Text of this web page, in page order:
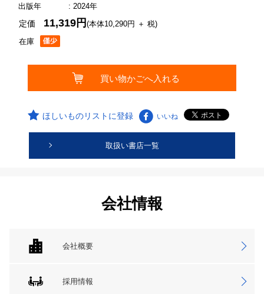
出版年
: 2024年
在庫
定価 11,319円(本体10,290円 ＋ 税)
ほしいものリストに登録 いいね
取扱い書店一覧
会社情報
会社概要
採用情報